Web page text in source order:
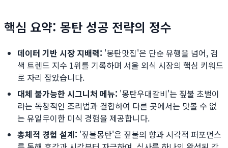
핵심 요약: 몽탄 성공 전략의 정수
데이터 기반 시장 지배력: '몽탄맛집'은 단순 유행을 넘어, 검
색 트렌드 지수 1위를 기록하며 서울 외식 시장의 핵심 키워드
로 자리 잡았습니다.
대체 불가능한 시그니처 메뉴: '몽탄우대갈비'는 짚불 초벌이
라는 독창적인 조리법과 결합하여 다른 곳에서는 맛볼 수 없
는 유일무이한 미식 경험을 제공합니다.
총체적 경험 설계: '짚불몽탄'은 짚불의 향과 시각적 퍼포먼스